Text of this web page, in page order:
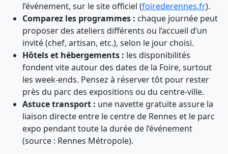
l’événement, sur le site officiel (foirederennes.fr).
Comparez les programmes : chaque journée peut
proposer des ateliers différents ou l’accueil d’un
invité (chef, artisan, etc.), selon le jour choisi.
Hôtels et hébergements : les disponibilités
fondent vite autour des dates de la Foire, surtout
les week-ends. Pensez à réserver tôt pour rester
près du parc des expositions ou du centre-ville.
Astuce transport : une navette gratuite assure la
liaison directe entre le centre de Rennes et le parc
expo pendant toute la durée de l’événement
(source : Rennes Métropole).